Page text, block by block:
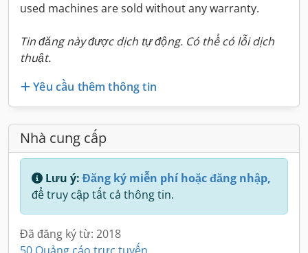
used machines are sold without any warranty.
Tin đăng này được dịch tự động. Có thể có lỗi dịch
thuật.
Yêu cầu thêm thông tin
Nhà cung cấp
Lưu ý: Đăng ký miễn phí hoặc đăng nhập,
để truy cập tất cả thông tin.
Đã đăng ký từ: 2018